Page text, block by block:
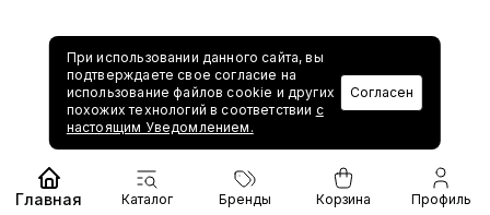
При использовании данного сайта, вы
подтверждаете свое согласие на
использование файлов cookie и других
похожих технологий в соответствии с
настоящим Уведомлением.
Согласен
Главная Каталог Бренды Корзина Профиль